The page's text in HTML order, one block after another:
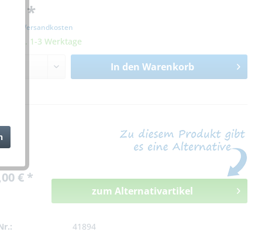
€ *
zzgl. Versandkosten
ca. 1-3 Werktage
In den Warenkorb
€ *
zum Alternativartikel
41894